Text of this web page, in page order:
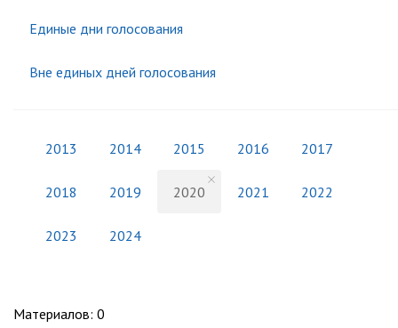
Единые дни голосования
Вне единых дней голосования
2013 2014 2015 2016 2017
2018 2019 2020 2021 2022
2023 2024
Материалов: 0